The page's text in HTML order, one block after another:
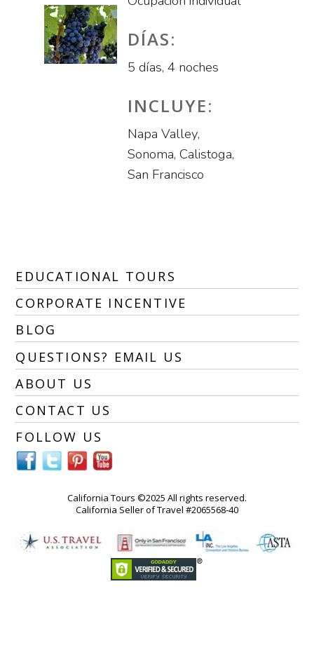
DÍAS:
5 días, 4 noches
INCLUYE:
Napa Valley,
Sonoma, Calistoga,
San Francisco
EDUCATIONAL TOURS
CORPORATE INCENTIVE
BLOG
QUESTIONS? EMAIL US
ABOUT US
CONTACT US
FOLLOW US
California Tours ©2025 All rights reserved.
California Seller of Travel #2065568-40